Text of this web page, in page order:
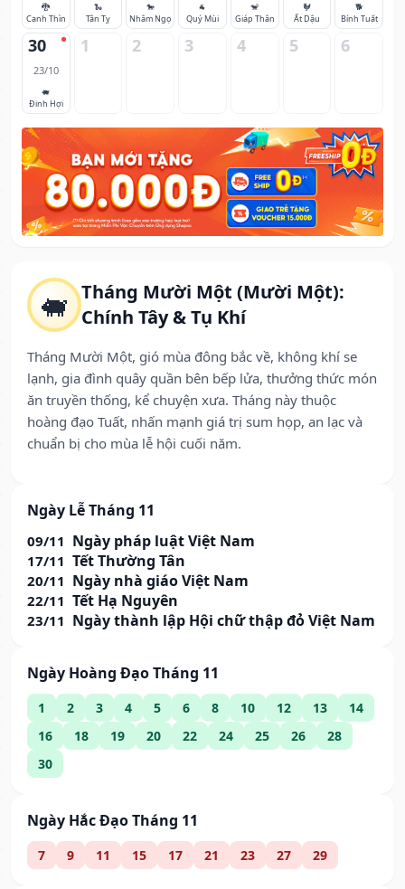
🐖 Tháng Mười Một (Mười Một):
Chính Tây & Tụ Khí
Tháng Mười Một, gió mùa đông bắc về, không khí se
lạnh, gia đình quây quần bên bếp lửa, thưởng thức món
ăn truyền thống, kể chuyện xưa. Tháng này thuộc
hoàng đạo Tuất, nhấn mạnh giá trị sum họp, an lạc và
chuẩn bị cho mùa lễ hội cuối năm.
Ngày Lễ Tháng 11
09/11 Ngày pháp luật Việt Nam
17/11 Tết Thường Tân
20/11 Ngày nhà giáo Việt Nam
22/11 Tết Hạ Nguyên
23/11 Ngày thành lập Hội chữ thập đỏ Việt Nam
Ngày Hoàng Đạo Tháng 11
1 2 3 4 5 6 8 10 12 13
14
16
18 19 20 22 24 25 26
28
30
Ngày Hắc Đạo Tháng 11
7 9 11 15 17 21 23 27 29
🐉
Canh Thìn
🐍
Tân Tỵ
🐎
Nhâm Ngọ
🐐
Quý Mùi
🐒
Giáp Thân
🐓
Ất Dậu
🐕
Bính Tuất
30
23/10
🐖
Đinh Hợi
1 2 3 4 5 6